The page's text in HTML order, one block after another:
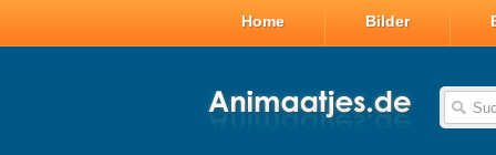
Home Bilder